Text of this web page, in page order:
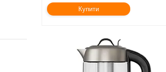
Купити